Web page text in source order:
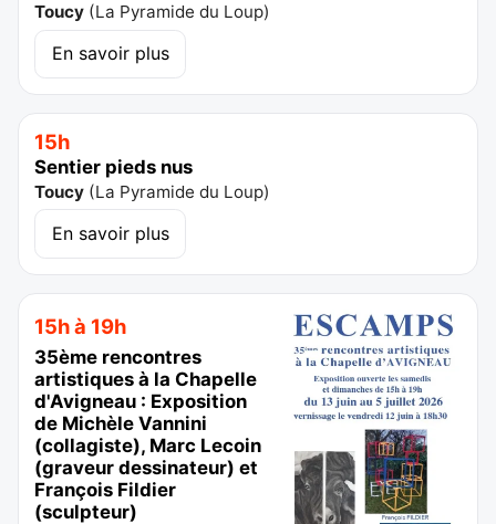
Toucy (La Pyramide du Loup)
En savoir plus
15h
Sentier pieds nus
Toucy (La Pyramide du Loup)
En savoir plus
15h à 19h
35ème rencontres
artistiques à la Chapelle
d'Avigneau : Exposition
de Michèle Vannini
(collagiste), Marc Lecoin
(graveur dessinateur) et
François Fildier
(sculpteur)